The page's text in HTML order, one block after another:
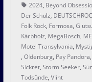
2024, Beyond
Der Schulz,
Folk Rock, Formosa,
Kärbholz, MegaBosch,
Motel Transylvania,
, Oldenburg, Pay Pandora,
Sickret, Storm Seeker,
Todsünde, Vlint